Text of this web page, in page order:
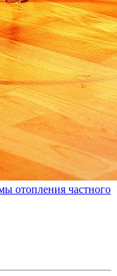
отопления частного